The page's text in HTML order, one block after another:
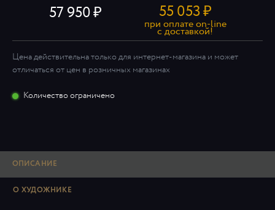
57 950 55 053₽
при оплате on-line
c доставкой!
Цена действительна только для интернет-магазина и может
отличаться от цен в розничных магазинах
Количество ограничено
ОПИСАНИЕ
О ХУДОЖНИКЕ